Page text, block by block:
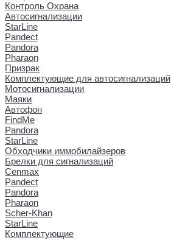
Контроль Охрана
Автосигнализации
StarLine
Pandect
Pandora
Pharaon
Призрак
Комплектующие для автосигнализаций
Мотосигнализации
Маяки
Автофон
FindMe
Pandora
StarLine
Обходчики иммобилайзеров
Брелки для сигнализаций
Cenmax
Pandect
Pandora
Pharaon
Scher-Khan
StarLine
Комплектующие